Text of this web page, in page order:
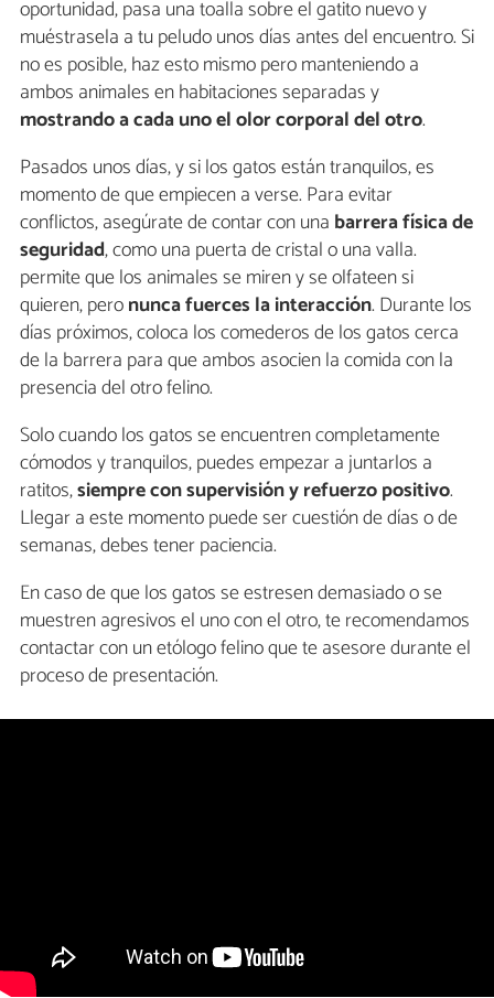
oportunidad, pasa una toalla sobre el gatito nuevo y
muéstrasela a tu peludo unos días antes del encuentro. Si
no es posible, haz esto mismo pero manteniendo a
ambos animales en habitaciones separadas y
mostrando a cada uno el olor corporal del otro.
Pasados unos días, y si los gatos están tranquilos, es
momento de que empiecen a verse. Para evitar
conflictos, asegúrate de contar con una barrera física de
seguridad, como una puerta de cristal o una valla.
permite que los animales se miren y se olfateen si
quieren, peronunca fuerces la interacción. Durante los
días próximos, coloca los comederos de los gatos cerca
de la barrera para que ambos asocien la comida con la
presencia del otro felino.
Solo cuando los gatos se encuentren completamente
cómodos y tranquilos, puedes empezar a juntarlos a
ratitos,siempre con supervisión y refuerzo positivo.
Llegar a este momento puede ser cuestión de días o de
semanas, debes tener paciencia.
En caso de que los gatos se estresen demasiado o se
muestren agresivos el uno con el otro, te recomendamos
contactar con un etólogo felino que te asesore durante el
proceso de presentación.